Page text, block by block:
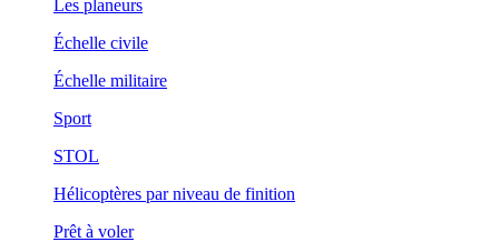
Les planeurs
Échelle civile
Échelle militaire
Sport
STOL
Hélicoptères par niveau de finition
Prêt à voler